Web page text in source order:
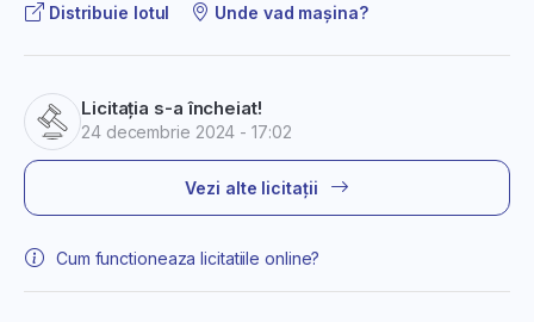
Distribuie lotul Unde vad mașina?
Licitația s-a încheiat!
24 decembrie 2024 - 17:02
Vezi alte licitații
Cum functioneaza licitatiile online?